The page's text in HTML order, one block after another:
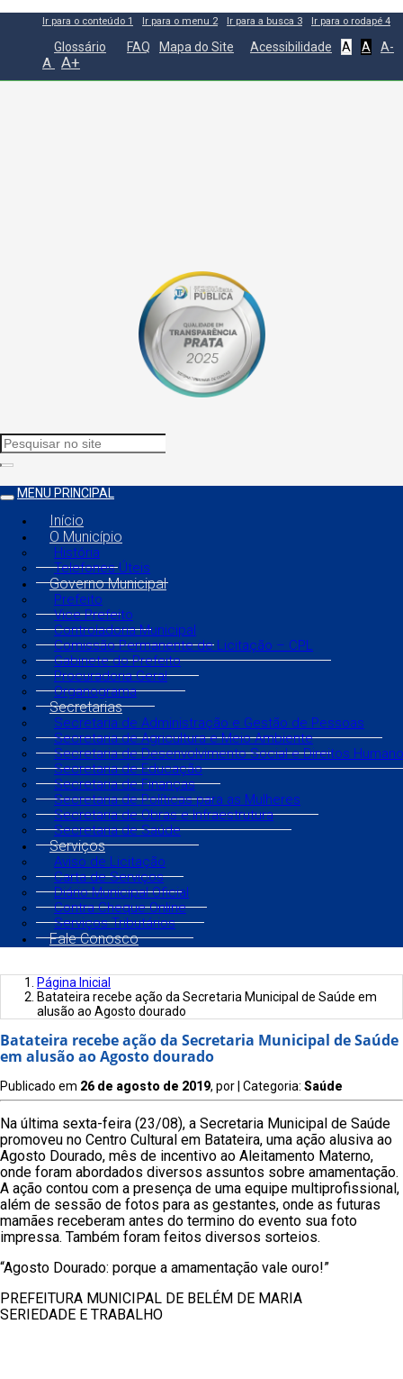
Ir para o conteúdo 1 Ir para o menu 2 Ir para a busca 3 Ir para o rodapé 4
Glossário FAQ Mapa do Site Acessibilidade A A A-
A A+
MENU PRINCIPAL
Início
O Município
História
Telefones Úteis
Governo Municipal
Prefeito
Vice Prefeito
Controladoria Municipal
Comissão Permanente de Licitação – CPL
Gabinete do Prefeito
Procuradoria Geral
Organograma
Secretarias
Secretaria de Administração e Gestão de Pessoas
Secretaria de Agricultura e Meio Ambiente
Secretaria de Desenvolvimento Social e Direitos
Secretaria de Educação
Secretaria de Finanças
Secretaria de Políticas para as Mulheres
Secretaria de Obras e Infraestrutura
Secretaria de Saúde
Serviços
Aviso de Licitação
Carta de Serviços
Diário Municipal Oficial
Contra Cheque Online
Serviços Tributários
Fale Conosco
Página Inicial
Batateira recebe ação da Secretaria Municipal de Saúde em
alusão ao Agosto dourado
Batateira recebe ação da Secretaria Municipal de Saúde
em alusão ao Agosto dourado
Publicado em 26 de agosto de 2019, por | Categoria: Saúde
Na última sexta-feira (23/08), a Secretaria Municipal de Saúde
promoveu no Centro Cultural em Batateira, uma ação alusiva ao
Agosto Dourado, mês de incentivo ao Aleitamento Materno,
onde foram abordados diversos assuntos sobre amamentação.
A ação contou com a presença de uma equipe multiprofissional,
além de sessão de fotos para as gestantes, onde as futuras
mamães receberam antes do termino do evento sua foto
impressa. Também foram feitos diversos sorteios.
“Agosto Dourado: porque a amamentação vale ouro!”
PREFEITURA MUNICIPAL DE BELÉM DE MARIA
SERIEDADE E TRABALHO